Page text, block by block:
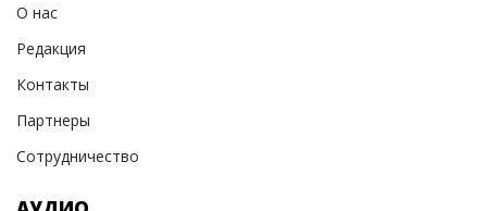
О нас
Редакция
Контакты
Партнеры
Сотрудничество